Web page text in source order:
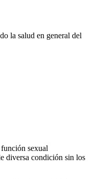
la salud en general del
sexual
diversa condición sin los